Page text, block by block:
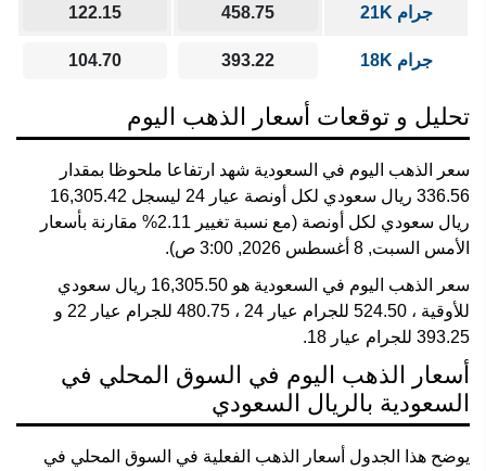
جرام 21K 458.75
122.15
جرام 18K 393.22
104.70
تحليل و توقعات أسعار الذهب اليوم
سعر الذهب اليوم في السعودية شهد ارتفاعا ملحوظا بمقدار
336.56 ريال سعودي لكل أونصة عيار 24 ليسجل 16,305.42
ريال سعودي لكل أونصة (مع نسبة تغيير 2.11% مقارنة بأسعار
الأمس السبت, 8 أغسطس 2026, 3:00 ص).
سعر الذهب اليوم في السعودية هو 16,305.50 ريال سعودي
للأوقية ، 524.50 للجرام عيار 24 ، 480.75 للجرام عيار 22 و
393.25 للجرام عيار 18.
أسعار الذهب اليوم في السوق المحلي في
السعودية بالريال السعودي
يوضح هذا الجدول أسعار الذهب الفعلية في السوق المحلي في